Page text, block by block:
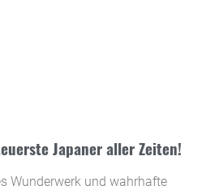
Japaner aller Zeiten!
Wunderwerk und wahrhafte